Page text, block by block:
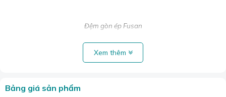
Đệm gòn ép Fusan
là một trong những loại đệm phổ biến nhất
hiện nay bên cạnh các loại nệm khác như nệm cao su thiên
ưa chuộng.
Xem thêm
Bảng giá sản phẩm